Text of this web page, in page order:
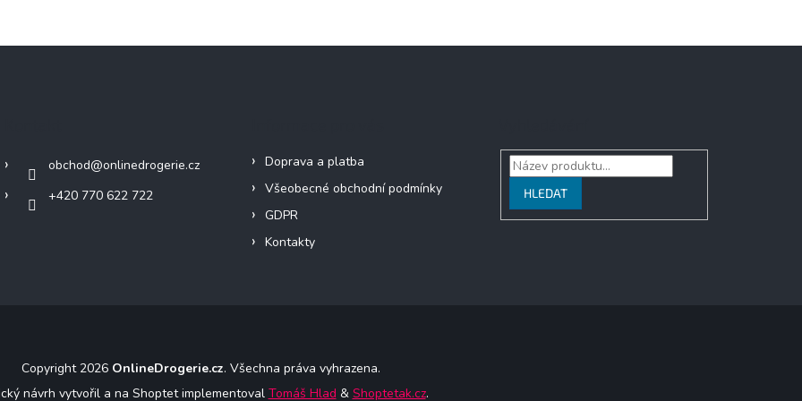
obchod@onlinedrogerie.cz
+420 770 622 722
Doprava a platba
Všeobecné obchodní podmínky
GDPR
Kontakty
HLEDAT
Copyright 2026 OnlineDrogerie.cz. Všechna práva vyhrazena.
návrh vytvořil a na Shoptet implementoval Tomáš Hlad & Shoptetak.cz.